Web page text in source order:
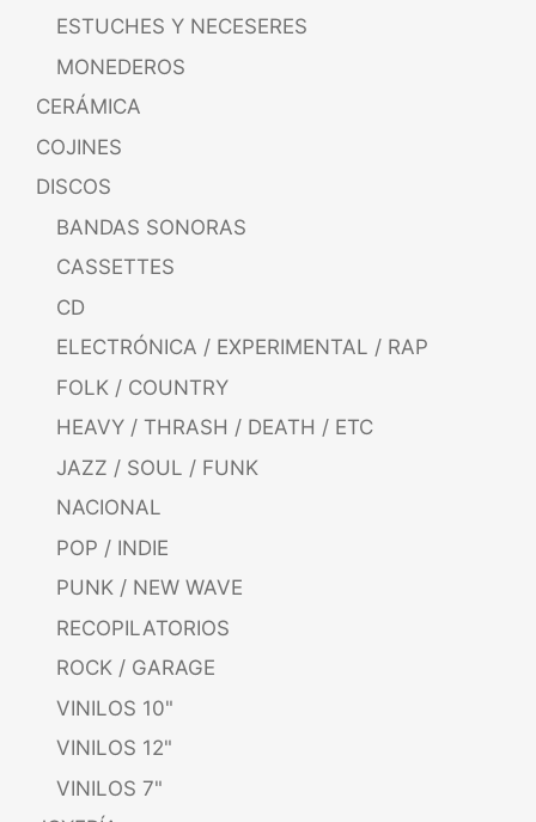
ESTUCHES Y NECESERES
MONEDEROS
CERÁMICA
COJINES
DISCOS
BANDAS SONORAS
CASSETTES
CD
ELECTRÓNICA / EXPERIMENTAL / RAP
FOLK / COUNTRY
HEAVY / THRASH / DEATH / ETC
JAZZ / SOUL / FUNK
NACIONAL
POP / INDIE
PUNK / NEW WAVE
RECOPILATORIOS
ROCK / GARAGE
VINILOS 10"
VINILOS 12"
VINILOS 7"